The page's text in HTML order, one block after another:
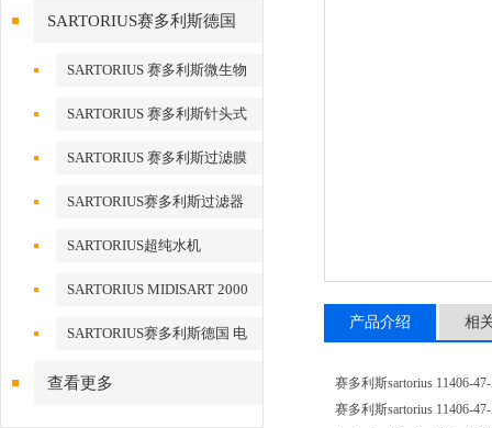
SARTORIUS赛多利斯德国
SARTORIUS 赛多利斯微生物
SARTORIUS 赛多利斯针头式
SARTORIUS 赛多利斯过滤膜
SARTORIUS赛多利斯过滤器
SARTORIUS超纯水机
SARTORIUS MIDISART 2000
SARTORIUS赛多利斯德国 电
查看更多
产品介绍 相
赛多利斯sartorius 11406-
赛多利斯sartorius 11406-